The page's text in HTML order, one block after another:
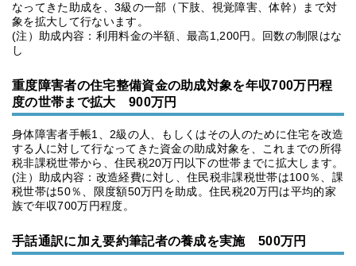
なってきた助成を、3級の一部（下肢、視覚障害、体幹）まで対
象を拡大して行ないます。
(注）助成内容：利用料金の半額、最高1,200円。回数の制限はな
し
重度障害者の住宅整備資金の助成対象を年収700万円程
度の世帯まで拡大 900万円
身体障害者手帳1、2級の人、もしくはその人のために住宅を改造
する人に対して行なってきた資金の助成対象を、これまでの所得
税非課税世帯から、住民税20万円以下の世帯までに拡大します。
(注）助成内容：改造経費に対し、住民税非課税世帯は100％、課
税世帯は50％、限度額50万円を助成。住民税20万円は平均的家
族で年収700万円程度。
手話通訳に加え要約筆記者の養成を実施 500万円